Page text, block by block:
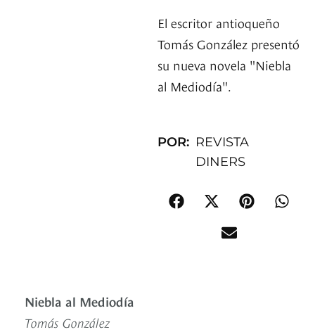
El escritor antioqueño
Tomás González presentó
su nueva novela "Niebla
al Mediodía".
POR: REVISTA
DINERS
Niebla al Mediodía
Tomás González